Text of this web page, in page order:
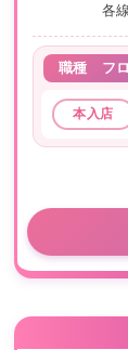
各
職種 フ
本入店